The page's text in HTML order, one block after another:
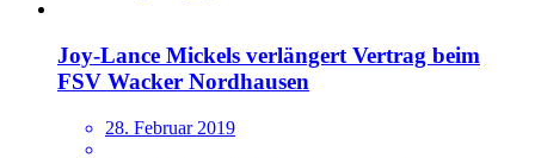
Joy-Lance Mickels verlängert Vertrag beim
FSV Wacker Nordhausen
28. Februar 2019